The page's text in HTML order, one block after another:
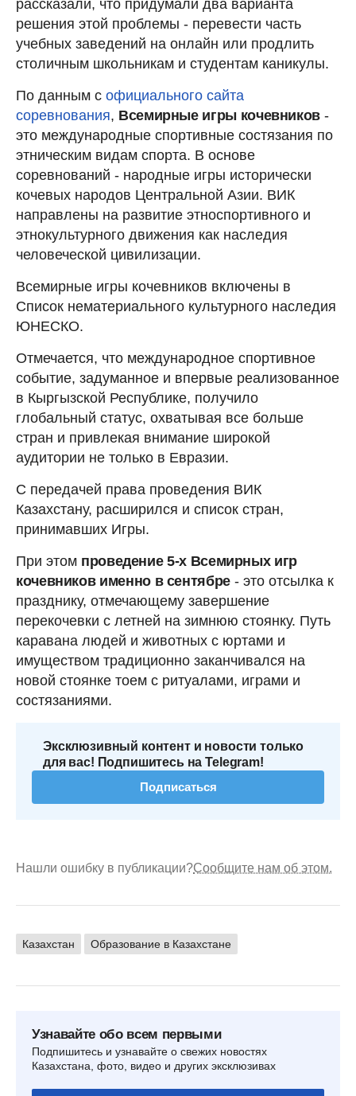
рассказали, что придумали два варианта
решения этой проблемы - перевести часть
учебных заведений на онлайн или продлить
столичным школьникам и студентам каникулы.
По данным с официального сайта
соревнования, Всемирные игры кочевников -
это международные спортивные состязания по
этническим видам спорта. В основе
соревнований - народные игры исторически
кочевых народов Центральной Азии. ВИК
направлены на развитие этноспортивного и
этнокультурного движения как наследия
человеческой цивилизации.
Всемирные игры кочевников включены в
Список нематериального культурного наследия
ЮНЕСКО.
Отмечается, что международное спортивное
событие, задуманное и впервые реализованное
в Кыргызской Республике, получило
глобальный статус, охватывая все больше
стран и привлекая внимание широкой
аудитории не только в Евразии.
С передачей права проведения ВИК
Казахстану, расширился и список стран,
принимавших Игры.
При этом проведение 5-х Всемирных игр
кочевников именно в сентябре- это отсылка к
празднику, отмечающему завершение
перекочевки с летней на зимнюю стоянку. Путь
каравана людей и животных с юртами и
имуществом традиционно заканчивался на
новой стоянке тоем с ритуалами, играми и
состязаниями.
Эксклюзивный контент и новости только
для вас! Подпишитесь на Telegram!
Подписаться
Нашли ошибку в публикации?Сообщите нам об этом.
Казахстан Образование в Казахстане
Узнавайте обо всем первыми
Подпишитесь и узнавайте о свежих новостях
Казахстана, фото, видео и других эксклюзивах